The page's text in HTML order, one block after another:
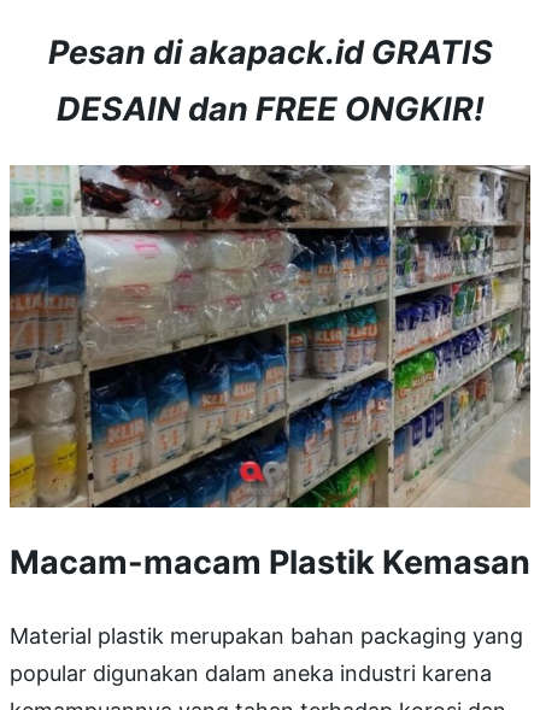
Pesan di akapack.id GRATIS
DESAIN dan FREE ONGKIR!
Macam-macam Plastik Kemasan
Material plastik merupakan bahan packaging yang
popular digunakan dalam aneka industri karena